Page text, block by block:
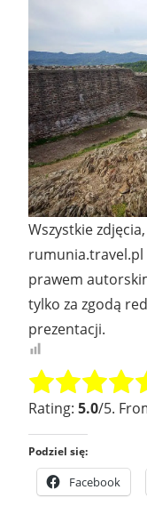
Wszystkie
rumunia.travel.pl
prawem
tylko za zgodą
prezentacji.
Rate this item:
Rating: 5.0/5.
Podziel się:
Facebook